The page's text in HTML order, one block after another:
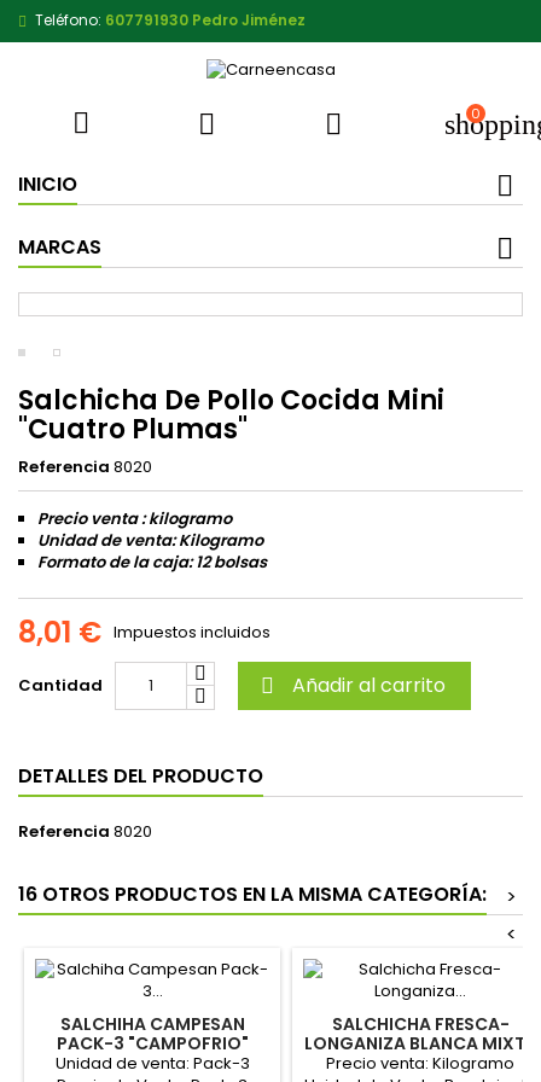
Teléfono: 607791930 Pedro Jiménez
   0
INICIO
MARCAS
Salchicha De Pollo Cocida Mini
"Cuatro Plumas"
Referencia 8020
Precio venta : kilogramo
Unidad de venta: Kilogramo
Formato de la caja: 12 bolsas
8,01 € Impuestos incluidos
Cantidad  Añadir al carrito
DETALLES DEL PRODUCTO
Referencia 8020
16 OTROS PRODUCTOS EN LA MISMA CATEGORÍA:
>
<
SALCHIHA CAMPESAN
PACK-3 "CAMPOFRIO"
(POR ENCARGO)
Unidad de venta: Pack-3
SALCHICHA FRESCA-
LONGANIZA BLANCA MIXTA
POLLO-CERDO "LA ABUELA
Precio venta: Kilogramo